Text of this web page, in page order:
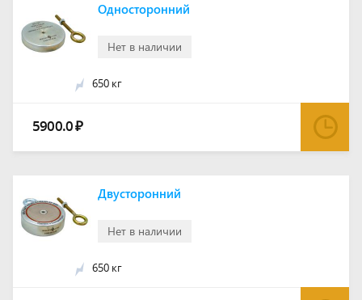
Нет в наличии
Односторонний
650 кг
5900.0₽
Нет в наличии
Двусторонний
650 кг